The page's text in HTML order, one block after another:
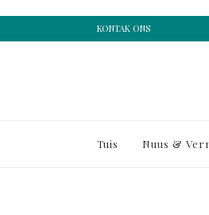
KONTAK ONS
Tuis Nuus &